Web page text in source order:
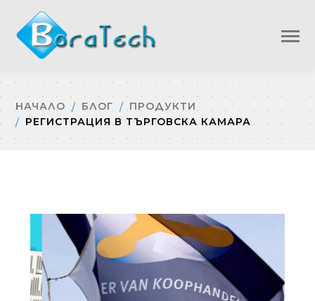
НАЧАЛО БЛОГ
ПРОДУКТИ
РЕГИСТРАЦИЯ В ТЪРГОВСКА КАМАРА